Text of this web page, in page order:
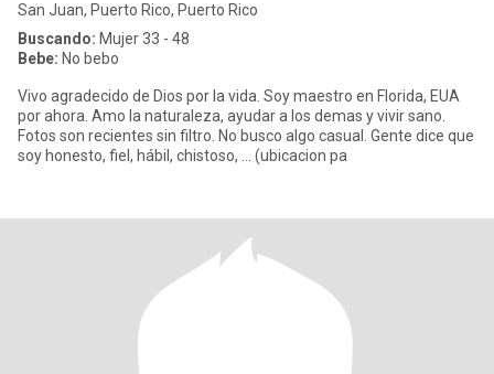
San Juan, Puerto Rico, Puerto Rico
Buscando: Mujer 33 - 48
Bebe: No bebo
Vivo agradecido de Dios por la vida. Soy maestro en Florida, EUA
por ahora. Amo la naturaleza, ayudar a los demas y vivir sano.
Fotos son recientes sin filtro. No busco algo casual. Gente dice que
soy honesto, fiel, hábil, chistoso, ... (ubicacion pa